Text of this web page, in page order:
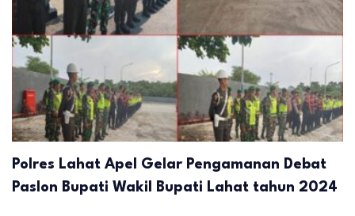
Polres Lahat Apel Gelar Pengamanan Debat
Paslon Bupati Wakil Bupati Lahat tahun 2024